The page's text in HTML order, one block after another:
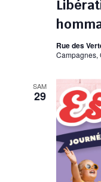
Rue des
Campagnes,
SAM
29